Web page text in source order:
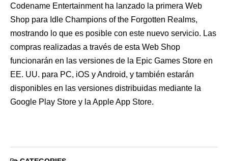
Codename Entertainment ha lanzado la primera Web
Shop para Idle Champions of the Forgotten Realms,
mostrando lo que es posible con este nuevo servicio. Las
compras realizadas a través de esta Web Shop
funcionarán en las versiones de la Epic Games Store en
EE. UU. para PC, iOS y Android, y también estarán
disponibles en las versiones distribuidas mediante la
Google Play Store y la Apple App Store.